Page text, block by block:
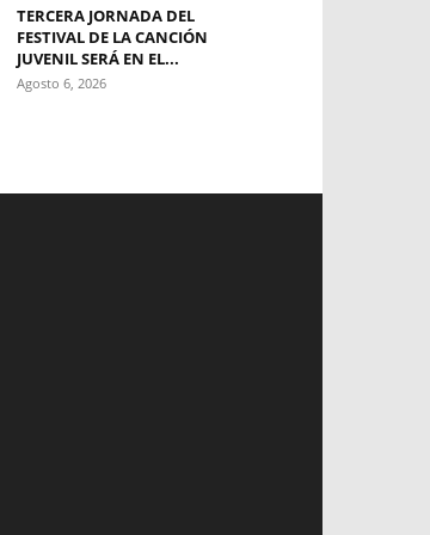
TERCERA JORNADA DEL
FESTIVAL DE LA CANCIÓN
JUVENIL SERÁ EN EL...
Agosto 6, 2026